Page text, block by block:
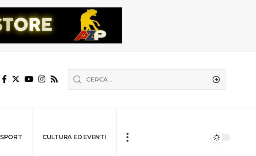
SPORT CULTURA ED EVENTI